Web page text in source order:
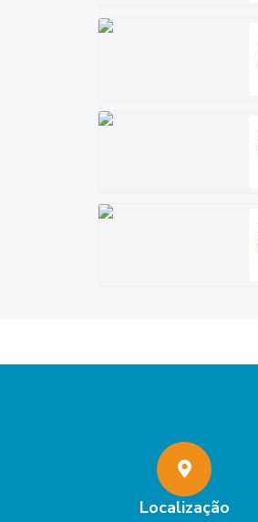
Localização